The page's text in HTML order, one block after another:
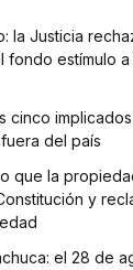
la Justicia
fondo estímulo
cinco
del país
que la
y
el 28 de